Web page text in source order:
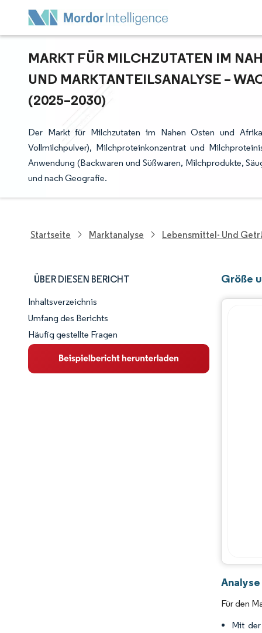
MARKT FÜR MILCHZUTATEN IM
ND MARKTANTEILSANALYSE –
2025–2030)
Der Markt für Milchzutaten im Nahen Osten und
Vollmilchpulver), Milchproteinkonzentrat und
Anwendung (Backwaren und Süßwaren, Milchprodukte,
und nach Geografie.
Startseite Marktanalyse Lebensmittel- Und
ÜBER DIESEN BERICHT
Marktschnappschuss
Marktübersicht
Wichtige Markttrends
Inhaltsverzeichnis
Umfang des Berichts
Häufig gestellte Fragen
Größe
Für den
Mit